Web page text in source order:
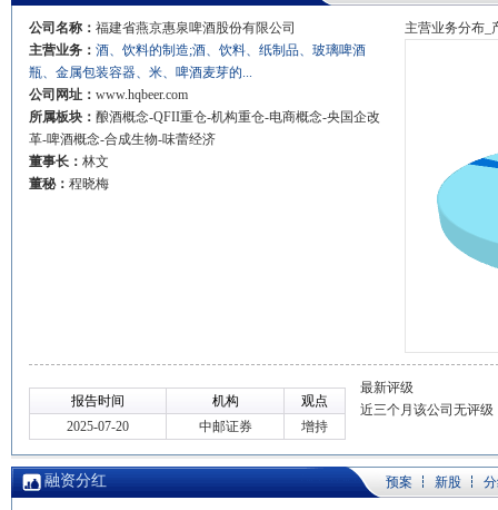
公司名称： 福建省燕京惠泉啤酒股份有限公司
主营业务： 酒、饮料的制造;酒、饮料、纸制品、玻璃啤酒
瓶、金属包装容器、米、啤酒麦芽的...
公司网址： www.hqbeer.com
所属板块： 酿酒概念-QFII重仓-机构重仓-电商概念-央国企改
革-啤酒概念-合成生物-味蕾经济
董事长： 林文
董秘： 程晓梅
主营业务分布_
报告时间 机构
观点
2025-07-20
中邮证券 增持
最新评级
近三个月该公司无评级
融资分红 预案 新股